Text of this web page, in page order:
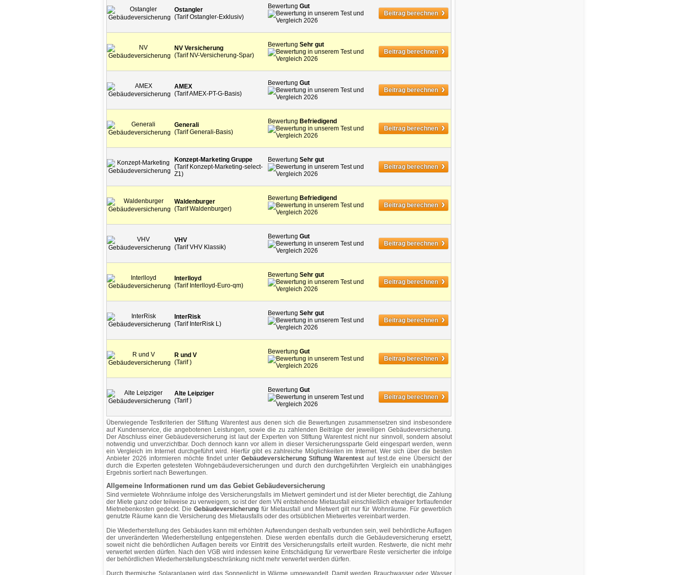
Ostangler
(Tarif Ostangler-Exklusiv)
BewertungGut
Beitrag berechnen ›
NV Versicherung
(Tarif NV-Versicherung-Spar)
BewertungSehr gut
Beitrag berechnen ›
AMEX
(Tarif AMEX-PT-G-Basis)
BewertungGut
Beitrag berechnen ›
Generali
(Tarif Generali-Basis)
Bewertung Befriedigend
Beitrag berechnen ›
Konzept-Marketing Gruppe
(Tarif Konzept-Marketing-select-
Z1)
BewertungSehr gut
Beitrag berechnen ›
Waldenburger
(Tarif Waldenburger)
Bewertung Befriedigend
Beitrag berechnen ›
VHV
(Tarif VHV Klassik)
BewertungGut
Beitrag berechnen ›
Interlloyd
(Tarif Interlloyd-Euro-qm)
BewertungSehr gut
Beitrag berechnen ›
InterRisk
(Tarif InterRisk L)
BewertungSehr gut
Beitrag berechnen ›
R und V
(Tarif )
BewertungGut
Beitrag berechnen ›
Alte Leipziger
(Tarif )
BewertungGut
Beitrag berechnen ›
Überwiegende Testkriterien der Stiftung Warentest aus denen sich die Bewertungen zusammensetzen sind insbesondere
auf Kundenservice, die angebotenen Leistungen, sowie die zu zahlenden Beiträge der jeweiligen Gebäudeversicherung.
Der Abschluss einer Gebäudeversicherung ist laut der Experten von Stiftung Warentest nicht nur sinnvoll, sondern absolut
notwendig und unverzichtbar. Doch dennoch kann vor allem in dieser Versicherungssparte Geld eingespart werden, wenn
ein Vergleich im Internet durchgeführt wird. Hierfür gibt es zahlreiche Möglichkeiten im Internet. Wer sich über die besten
Anbieter 2026 informieren möchte findet unter Gebäudeversicherung Stiftung Warentestauf test.de eine Übersicht der
durch die Experten getesteten Wohngebäudeversicherungen und durch den durchgeführten Vergleich ein unabhängiges
Ergebnis sortiert nach Bewertungen.
Allgemeine Informationen rund um das Gebiet Gebäudeversicherung
Sind vermietete Wohnräume infolge des Versicherungsfalls im Mietwert gemindert und ist der Mieter berechtigt, die Zahlung
der Miete ganz oder teilweise zu verweigern, so ist der dem VN entstehende Mietausfall einschließlich etwaiger fortlaufender
Mietnebenkosten gedeckt. DieGebäudeversicherung für Mietausfall und Mietwert gilt nur für Wohnräume. Für gewerblich
genutzte Räume kann die Versicherung des Mietausfalls oder des ortsüblichen Mietwertes vereinbart werden.
Die Wiederherstellung des Gebäudes kann mit erhöhten Aufwendungen deshalb verbunden sein, weil behördliche Auflagen
der unveränderten Wiederherstellung entgegenstehen. Diese werden ebenfalls durch die Gebäudeversicherung ersetzt,
soweit nicht die behördlichen Auflagen bereits vor Eintritt des Versicherungsfalls erteilt wurden. Restwerte, die nicht mehr
verwertet werden dürfen. Nach den VGB wird indessen keine Entschädigung für verwertbare Reste versicherter die infolge
der behördlichen Wiederherstellungsbeschränkung nicht mehr verwertet werden dürfen.
Durch thermische Solaranlagen wird das Sonnenlicht in Wärme umgewandelt. Damit werden Brauchwasser oder Wasser